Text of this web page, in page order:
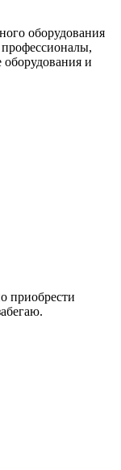
оборудования
оборудования и
приобрести